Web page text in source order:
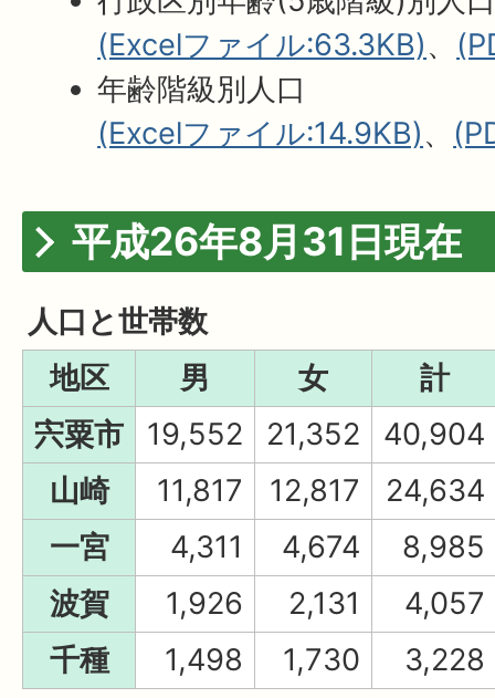
(Excelファイル:63.3KB)、
年齢階級別人口
(Excelファイル:14.9KB)、
平成26年8月31日現在
人口と世帯数
地区
男 女
計
宍粟市
19,552 21,352
40,904
山崎
11,817 12,817
24,634
一宮
4,311 4,674
8,985
波賀
1,926 2,131
4,057
千種
1,498 1,730
3,228